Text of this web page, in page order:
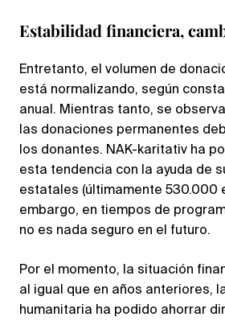
Estabilidad financiera,
Entretanto, el volumen de
está normalizando, según
anual. Mientras tanto, se
las donaciones permanentes
los donantes. NAK-karitativ ha
esta tendencia con la ayuda de
estatales (últimamente 530.000
embargo, en tiempos de
no es nada seguro en el futuro.
Por el momento, la situación
al igual que en años anteriores,
humanitaria ha podido ahorrar